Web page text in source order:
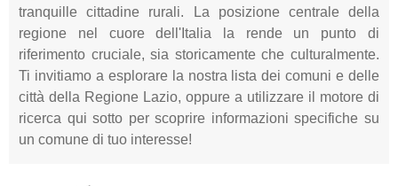
tranquille cittadine rurali. La posizione centrale della
regione nel cuore dell'Italia la rende un punto di
riferimento cruciale, sia storicamente che culturalmente.
Ti invitiamo a esplorare la nostra lista dei comuni e delle
città della Regione Lazio, oppure a utilizzare il motore di
ricerca qui sotto per scoprire informazioni specifiche su
un comune di tuo interesse!